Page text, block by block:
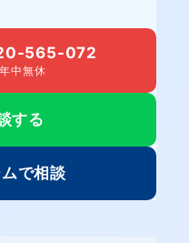
565-072
中無休
する
で相談